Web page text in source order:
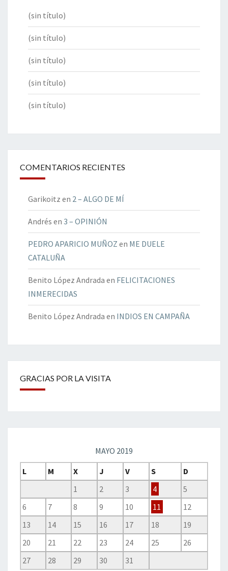
(sin título)
(sin título)
(sin título)
(sin título)
(sin título)
COMENTARIOS RECIENTES
Garikoitz en 2 – ALGO DE MÍ
Andrés en 3 – OPINIÓN
PEDRO APARICIO MUÑOZ en ME DUELE
CATALUÑA
Benito López Andrada en FELICITACIONES
INMERECIDAS
Benito López Andrada en INDIOS EN CAMPAÑA
GRACIAS POR LA VISITA
MAYO 2019
L
M X J V S
D
1
2 3 4
5
6
7 8 9 10 11
12
13
14 15 16 17 18
19
20
21 22 23 24 25
26
27
28 29 30
31